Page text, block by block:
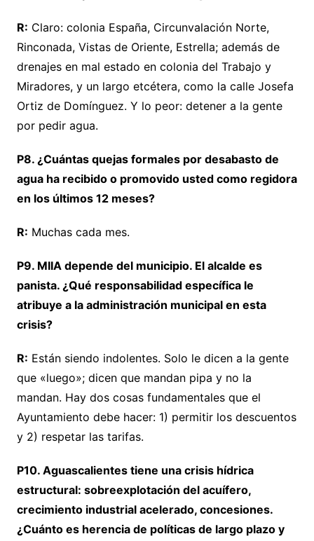
R: Claro: colonia España, Circunvalación Norte,
Rinconada, Vistas de Oriente, Estrella; además de
drenajes en mal estado en colonia del Trabajo y
Miradores, y un largo etcétera, como la calle Josefa
Ortiz de Domínguez. Y lo peor: detener a la gente
por pedir agua.
P8. ¿Cuántas quejas formales por desabasto de
agua ha recibido o promovido usted como regidora
en los últimos 12 meses?
R: Muchas cada mes.
P9. MIIA depende del municipio. El alcalde es
panista. ¿Qué responsabilidad específica le
atribuye a la administración municipal en esta
crisis?
R: Están siendo indolentes. Solo le dicen a la gente
que «luego»; dicen que mandan pipa y no la
mandan. Hay dos cosas fundamentales que el
Ayuntamiento debe hacer: 1) permitir los descuentos
y 2) respetar las tarifas.
P10. Aguascalientes tiene una crisis hídrica
estructural: sobreexplotación del acuífero,
crecimiento industrial acelerado, concesiones.
¿Cuánto es herencia de políticas de largo plazo y